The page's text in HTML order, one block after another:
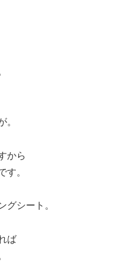
。
から
す。
グシート。
ば